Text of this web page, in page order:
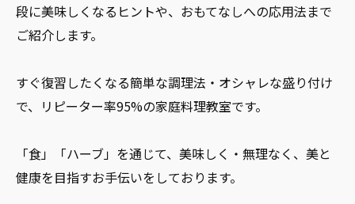
段に美味しくなるヒントや、おもてなしへの応用法まで
ご紹介します。
すぐ復習したくなる簡単な調理法・オシャレな盛り付け
で、リピーター率95%の家庭料理教室です。
「食」「ハーブ」を通じて、美味しく・無理なく、美と
健康を目指すお手伝いをしております。